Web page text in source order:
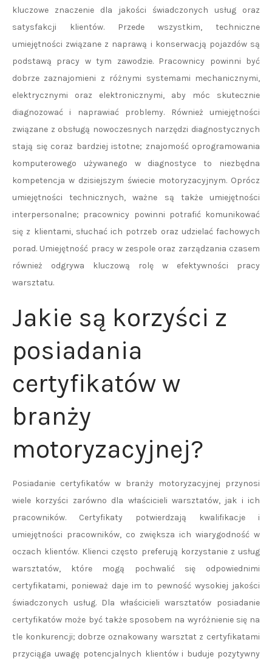
kluczowe znaczenie dla jakości świadczonych usług oraz
satysfakcji klientów. Przede wszystkim, techniczne
umiejętności związane z naprawą i konserwacją pojazdów są
podstawą pracy w tym zawodzie. Pracownicy powinni być
dobrze zaznajomieni z różnymi systemami mechanicznymi,
elektrycznymi oraz elektronicznymi, aby móc skutecznie
diagnozować i naprawiać problemy. Również umiejętności
związane z obsługą nowoczesnych narzędzi diagnostycznych
stają się coraz bardziej istotne; znajomość oprogramowania
komputerowego używanego w diagnostyce to niezbędna
kompetencja w dzisiejszym świecie motoryzacyjnym. Oprócz
umiejętności technicznych, ważne są także umiejętności
interpersonalne; pracownicy powinni potrafić komunikować
się z klientami, słuchać ich potrzeb oraz udzielać fachowych
porad. Umiejętność pracy w zespole oraz zarządzania czasem
również odgrywa kluczową rolę w efektywności pracy
warsztatu.
Jakie są korzyści z
posiadania
certyfikatów w
branży
motoryzacyjnej?
Posiadanie certyfikatów w branży motoryzacyjnej przynosi
wiele korzyści zarówno dla właścicieli warsztatów, jak i ich
pracowników. Certyfikaty potwierdzają kwalifikacje i
umiejętności pracowników, co zwiększa ich wiarygodność w
oczach klientów. Klienci często preferują korzystanie z usług
warsztatów, które mogą pochwalić się odpowiednimi
certyfikatami, ponieważ daje im to pewność wysokiej jakości
świadczonych usług. Dla właścicieli warsztatów posiadanie
certyfikatów może być także sposobem na wyróżnienie się na
tle konkurencji; dobrze oznakowany warsztat z certyfikatami
przyciąga uwagę potencjalnych klientów i buduje pozytywny